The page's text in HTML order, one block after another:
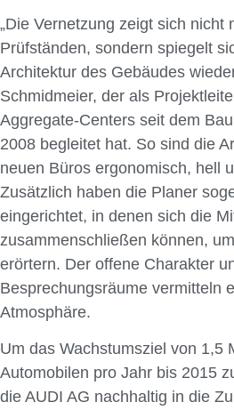
„Die Vernetzung zeigt sich nicht
Prüfständen, sondern spiegelt
Architektur des Gebäudes
Schmidmeier, der als
Aggregate-Centers seit dem
2008 begleitet hat. So sind die
neuen Büros ergonomisch, hell
Zusätzlich haben die Planer
eingerichtet, in denen sich die
zusammen­schließen können,
erörtern. Der offene Charakter
Besprechungsräume vermitteln
Atmosphäre.
Um das Wachstumsziel von 1,5
Automobilen pro Jahr bis 2015
die AUDI AG nachhaltig in die